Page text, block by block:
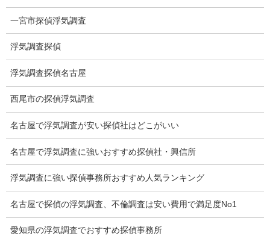
離婚手続
探偵社の要点
有責配偶者からの離婚
浮気をする人
探偵社の選び方
会社沿革
一宮市探偵浮気調査
浮気調査探偵
浮気調査探偵名古屋
西尾市の探偵浮気調査
名古屋で浮気調査が安い探偵社はどこがいい
名古屋で浮気調査に強いおすすめ探偵社・興信所
浮気調査に強い探偵事務所おすすめ人気ランキング
名古屋で探偵の浮気調査、不倫調査は安い費用で満足度No1
愛知県の浮気調査でおすすめ探偵事務所